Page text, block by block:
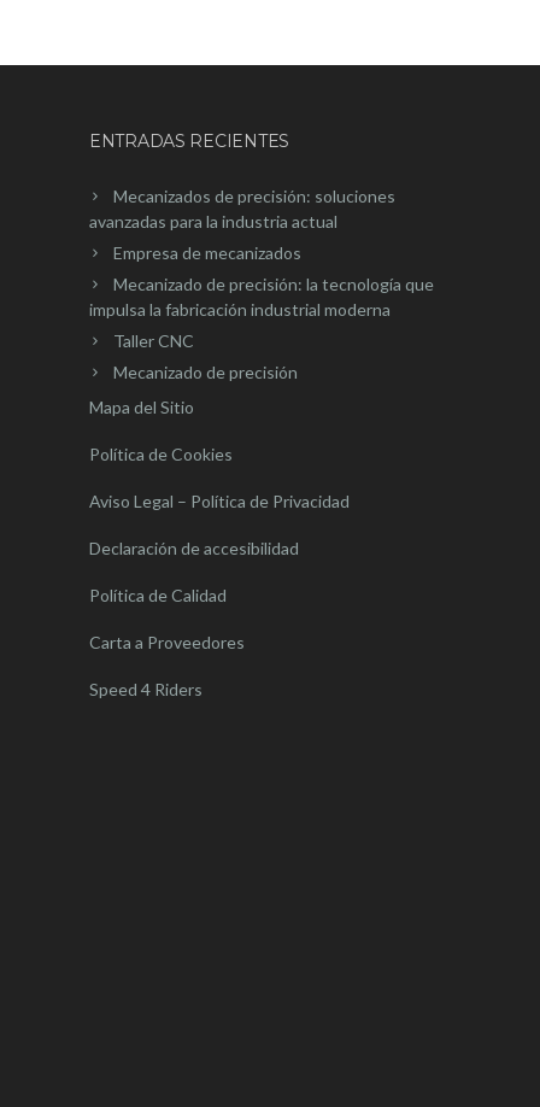
ENTRADAS RECIENTES
Mecanizados de precisión: soluciones
avanzadas para la industria actual
Empresa de mecanizados
Mecanizado de precisión: la tecnología que
impulsa la fabricación industrial moderna
Taller CNC
Mecanizado de precisión
Mapa del Sitio
Política de Cookies
Aviso Legal – Política de Privacidad
Declaración de accesibilidad
Política de Calidad
Carta a Proveedores
Speed 4 Riders